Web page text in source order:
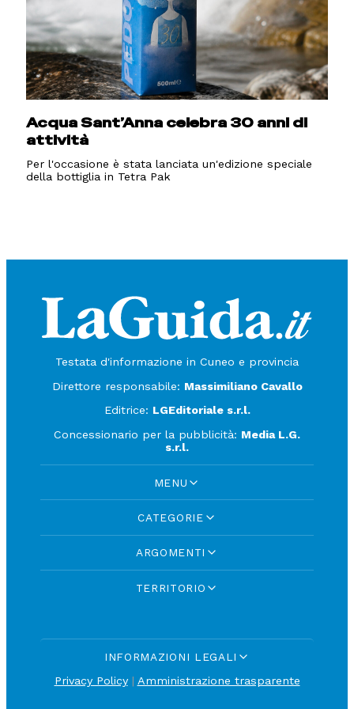
Acqua Sant’Anna celebra 30 anni di
attività
Per l'occasione è stata lanciata un'edizione speciale
della bottiglia in Tetra Pak
Testata d'informazione in Cuneo e provincia
Direttore responsabile: Massimiliano Cavallo
Editrice: LGEditoriale s.r.l.
Concessionario per la pubblicità: Media L.G.
s.r.l.
MENU
CATEGORIE
ARGOMENTI
TERRITORIO
INFORMAZIONI LEGALI
Privacy Policy| Amministrazione trasparente